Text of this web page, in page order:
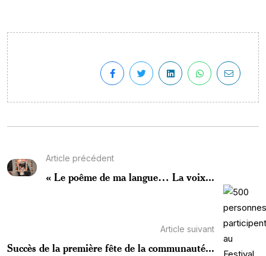
Article précédent
« Le poême de ma langue… La voix...
Article suivant
Succès de la première fête de la communauté...